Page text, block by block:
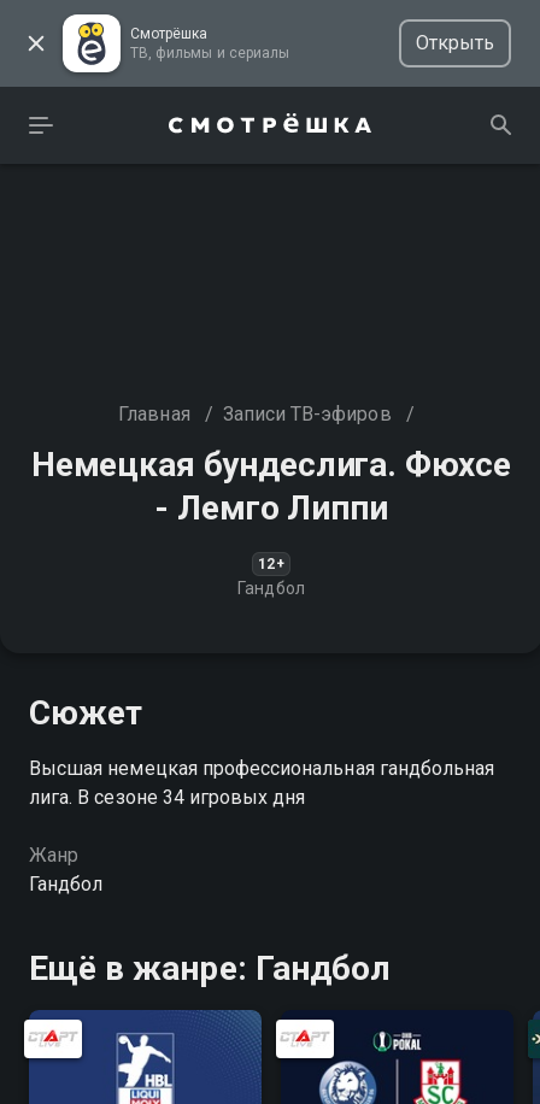
Смотрёшка
ТВ, фильмы и сериалы
Открыть
Главная / Записи ТВ-эфиров /
Немецкая бундеслига. Фюхсе
- Лемго Липпи
12+
Гандбол
Сюжет
Высшая немецкая профессиональная гандбольная
лига. В сезоне 34 игровых дня
Жанр
Гандбол
Ещё в жанре: Гандбол